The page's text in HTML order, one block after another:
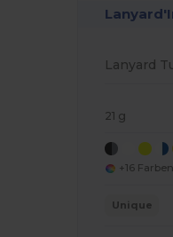
21 g
+16 Farben
Unique